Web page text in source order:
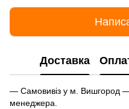
Доставка
— Самовивіз у м. Вишгород
менеджера.